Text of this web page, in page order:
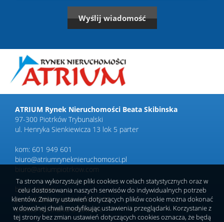
ATRIUM Rynek Nieruchomości Beata Skibinska
97-300 Piotrków Trybunalski
ul. Henryka Sienkiewicza 13 lok 5 parter
kom: 601 949 601
biuro@atriumryneknieruchomosci.pl
biuro@artiumpiotrkow.com
biuro czynne:
poniedziałek-piątek 9.00-17.00
sobota-spotkania umówione
Ta strona wykorzystuje pliki cookies w celach statystycznych oraz w
celu dostosowania naszych serwisów do indywidualnych potrzeb
klientów. Zmiany ustawień dotyczących plików cookie można dokonać
w dowolnej chwili modyfikując ustawienia przeglądarki. Korzystanie z
tej strony bez zmian ustawień dotyczących cookies oznacza, że będą